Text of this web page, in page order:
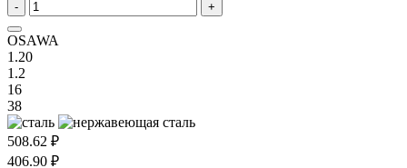
- +
OSAWA
1.20
1.2
16
38
508.62 ₽
406.90 ₽